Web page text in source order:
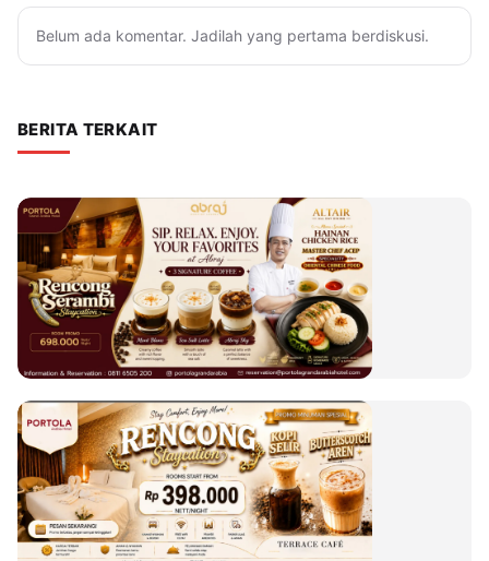
Belum ada komentar. Jadilah yang pertama berdiskusi.
BERITA TERKAIT